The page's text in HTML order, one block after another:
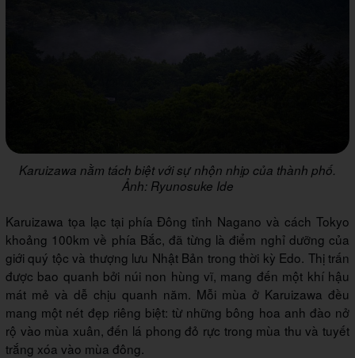
Karuizawa nằm tách biệt với sự nhộn nhịp của thành phố.
Ảnh: Ryunosuke Ide
Karuizawa tọa lạc tại phía Đông tỉnh Nagano và cách Tokyo
khoảng 100km về phía Bắc, đã từng là điểm nghỉ dưỡng của
giới quý tộc và thượng lưu Nhật Bản trong thời kỳ Edo. Thị trấn
được bao quanh bởi núi non hùng vĩ, mang đến một khí hậu
mát mẻ và dễ chịu quanh năm. Mỗi mùa ở Karuizawa đều
mang một nét đẹp riêng biệt: từ những bông hoa anh đào nở
rộ vào mùa xuân, đến lá phong đỏ rực trong mùa thu và tuyết
trắng xóa vào mùa đông.